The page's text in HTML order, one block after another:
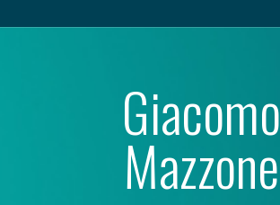
Giacomo
Mazzone